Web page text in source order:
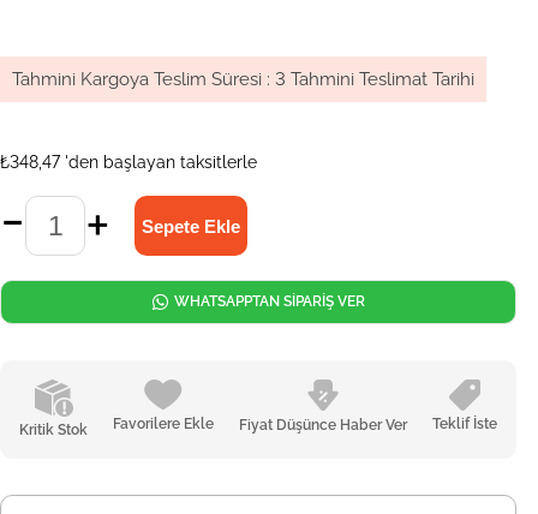
Tahmini Kargoya Teslim Süresi : 3 Tahmini Teslimat Tarihi
₺348,47 'den başlayan taksitlerle
Kritik Stok Favorilere Ekle Fiyat Düşünce Haber Ver Teklif İste
WHATSAPPTAN SİPARİŞ VER